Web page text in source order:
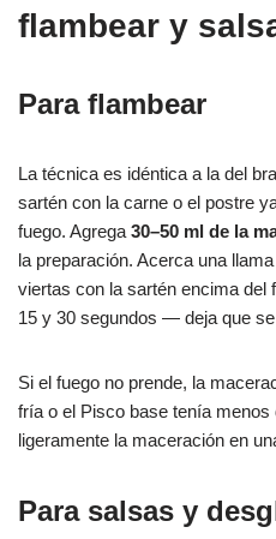
flambear y
Para flambear
La técnica es idéntica a la del
sartén con la carne o el postre
fuego. Agrega 30–50 ml de la
la preparación. Acerca una
viertas con la sartén encima del
15 y 30 segundos — deja que
Si el fuego no prende, la
fría o el Pisco base tenía menos
ligeramente la maceración en
Para salsas y